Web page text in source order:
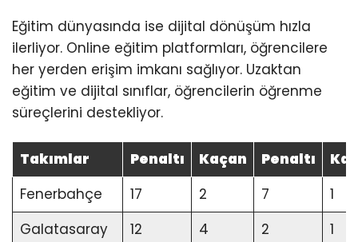
Eğitim dünyasında ise dijital dönüşüm hızla
ilerliyor. Online eğitim platformları, öğrencilere
her yerden erişim imkanı sağlıyor. Uzaktan
eğitim ve dijital sınıflar, öğrencilerin öğrenme
süreçlerini destekliyor.
Takımlar Penaltı Kaçan Penaltı
Fenerbahçe
17 2 7
1
Galatasaray
12 4 2
1